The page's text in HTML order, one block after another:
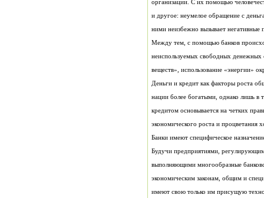
ними неизбежно вызывает негативные
экономического роста и процветания
имеют свою только им присущую